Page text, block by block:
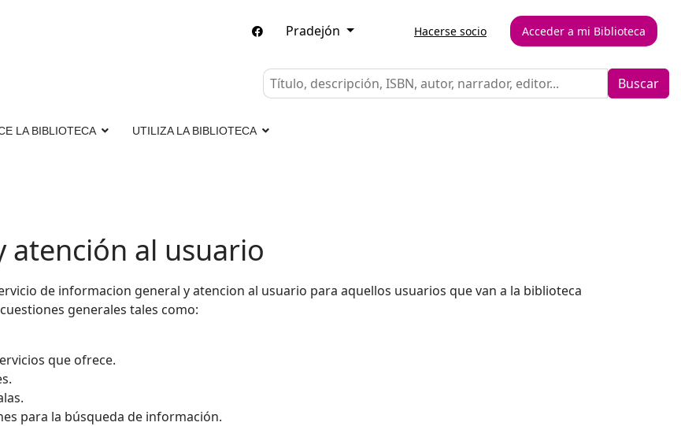
Pradejón Hacerse socio Acceder a mi Biblioteca
Buscar
LA BIBLIOTECA UTILIZA LA BIBLIOTECA
al usuario
de informacion general y atencion al usuario para aquellos usuarios que van a la biblioteca
generales tales como:
que ofrece.
para la búsqueda de información.